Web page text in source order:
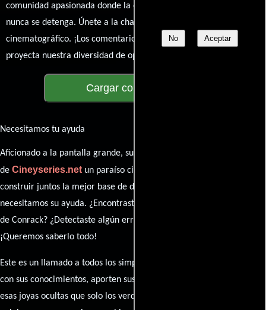
No Aceptar
comunidad apasionada donde la conversación sobre cine y series
nunca se detenga. Únete a la charla y déjanos conocer tu mundo
cinematográfico. ¡Los comentarios son la pantalla donde se
proyecta nuestra diversidad de opiniones!
Cargar comentarios
Necesitamos tu ayuda
Aficionado a la pantalla grande, su participación es clave para hacer
de Cineyseries.netun paraíso cinéfilo completo. Queremos
construir juntos la mejor base de datos cinematográfica, pero
necesitamos su ayuda. ¿Encontraste algún dato faltante en la ficha
de Conrack? ¿Detectaste algún error en la sinopsis o el elenco?
¡Queremos saberlo todo!
Este es un llamado a todos los simpatizantes del cine: contribuyan
con sus conocimientos, aporten sus descubrimientos y compartan
esas joyas ocultas que solo los verdaderos fanáticos conocen. Sus